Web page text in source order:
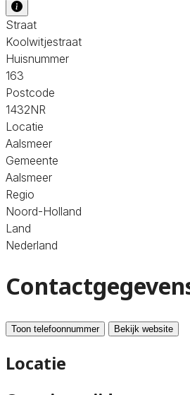
Straat
Koolwitjestraat
Huisnummer
163
Postcode
1432NR
Locatie
Aalsmeer
Gemeente
Aalsmeer
Regio
Noord-Holland
Land
Nederland
Toon telefoonnummer Bekijk website
Locatie